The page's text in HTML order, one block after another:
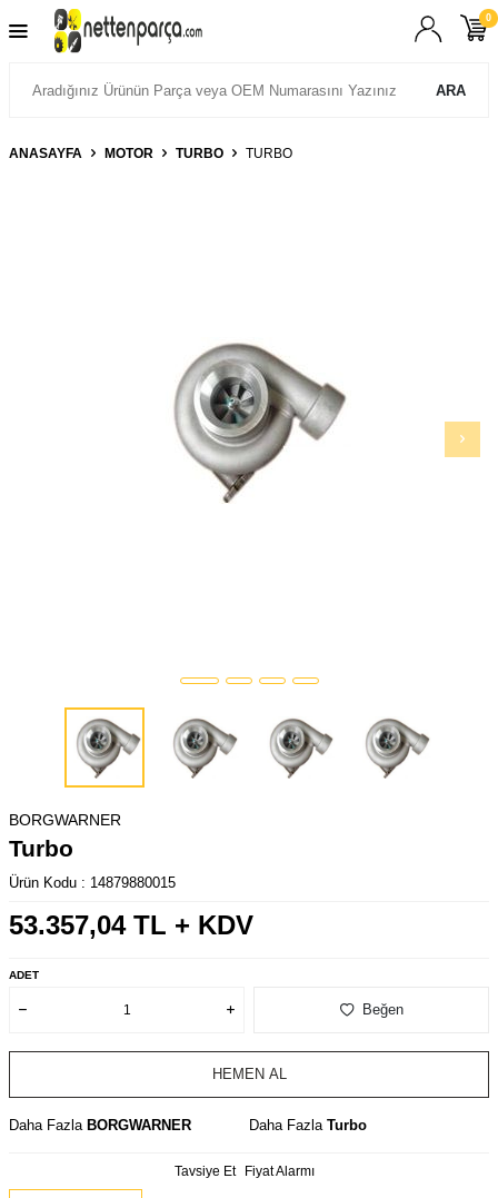
ARA
0
ANASAYFA MOTOR TURBO TURBO
BORGWARNER
Turbo
Ürün Kodu : 14879880015
53.357,04TL + KDV
ADET
Beğen
HEMEN AL
Daha Fazla BORGWARNER Daha Fazla Turbo
Tavsiye Et Fiyat Alarmı